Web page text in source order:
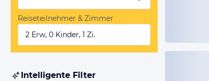
Reiseteilnehmer & Zimmer
2 Erw, 0 Kinder, 1 Zi.
Intelligente Filter